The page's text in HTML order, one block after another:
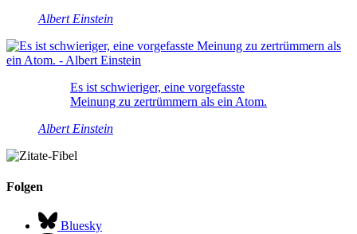
Albert Einstein
Es ist schwieriger, eine vorgefasste
Meinung zu zertrümmern als ein Atom.
Albert Einstein
Folgen
Bluesky